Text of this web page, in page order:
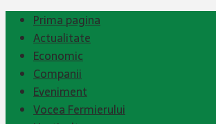
Prima pagina
Actualitate
Economic
Companii
Eveniment
Vocea Fermierului